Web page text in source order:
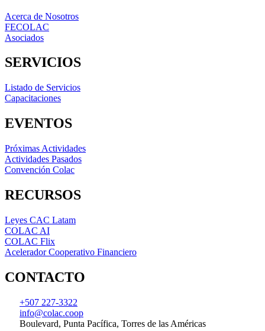
Acerca de Nosotros
FECOLAC
Asociados
SERVICIOS
Listado de Servicios
Capacitaciones
EVENTOS
Próximas Actividades
Actividades Pasados
Convención Colac
RECURSOS
Leyes CAC Latam
COLAC AI
COLAC Flix
Acelerador Cooperativo Financiero
CONTACTO
+507 227-3322
info@colac.coop
Boulevard, Punta Pacífica, Torres de las Américas